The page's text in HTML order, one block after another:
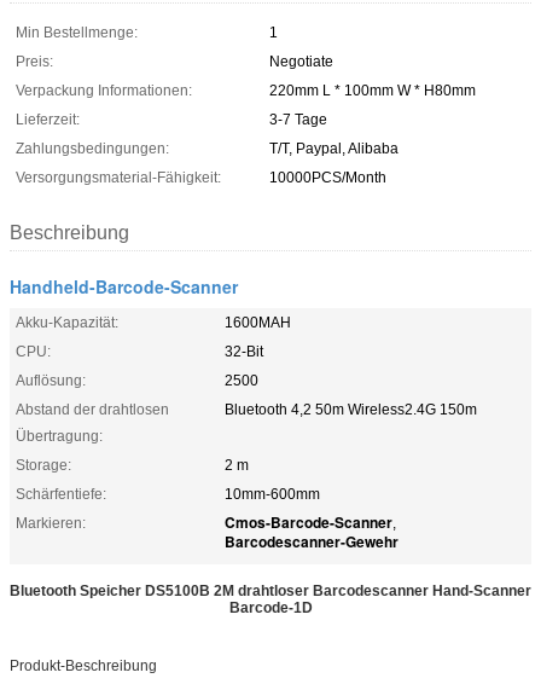
Min Bestellmenge:
1
Preis:
Negotiate
Verpackung Informationen:
220mm L * 100mm W * H80mm
Lieferzeit:
3-7 Tage
Zahlungsbedingungen:
T/T, Paypal, Alibaba
Versorgungsmaterial-Fähigkeit:
10000PCS/Month
Beschreibung
Handheld-Barcode-Scanner
Akku-Kapazität:
1600MAH
CPU:
32-Bit
Auflösung:
2500
Abstand der drahtlosen
Übertragung:
Bluetooth 4,2 50m Wireless2.4G 150m
Storage:
2 m
Schärfentiefe:
10mm-600mm
Markieren:
Cmos-Barcode-Scanner,
Barcodescanner-Gewehr
Bluetooth Speicher DS5100B 2M drahtloser Barcodescanner Hand-Scanner
Barcode-1D
Produkt-Beschreibung